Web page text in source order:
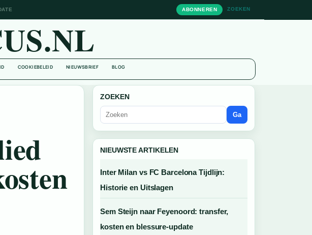
ABONNEREN ZOEKEN
COOKIEBELEID NIEUWSBRIEF BLOG
ZOEKEN
Ga
NIEUWSTE ARTIKELEN
Inter Milan vs FC Barcelona Tijdlijn:
Historie en Uitslagen
Sem Steijn naar Feyenoord: transfer,
kosten en blessure-update